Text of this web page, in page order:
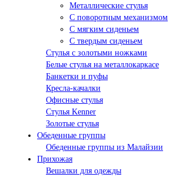
Металлические стулья
С поворотным механизмом
С мягким сиденьем
С твердым сиденьем
Стулья с золотыми ножками
Белые стулья на металлокаркасе
Банкетки и пуфы
Кресла-качалки
Офисные стулья
Стулья Kenner
Золотые стулья
Обеденные группы
Обеденные группы из Малайзии
Прихожая
Вешалки для одежды